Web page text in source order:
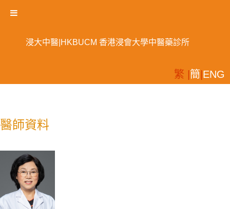
醫師資料
浸大中醫|HKBUCM 香港浸會大學中醫藥診所
繁 | 簡 ENG